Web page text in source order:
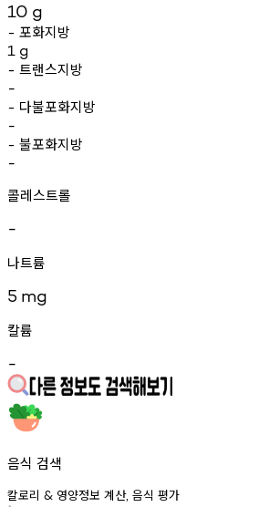
10 g
- 포화지방
1 g
- 트랜스지방
-
- 다불포화지방
-
- 불포화지방
-
콜레스트롤
-
나트륨
5 mg
칼륨
-
음식 검색
칼로리 & 영양정보 계산, 음식 평가